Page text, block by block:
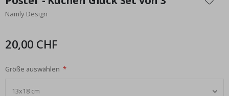
der
Bildgalerie
Namly Design
20,00 CHF
Größe auswählen